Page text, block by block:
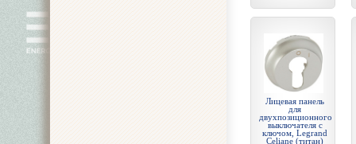
Лицевая панель
для
двухпозиционного
выключателя с
ключом, Legrand
Celiane (титан)